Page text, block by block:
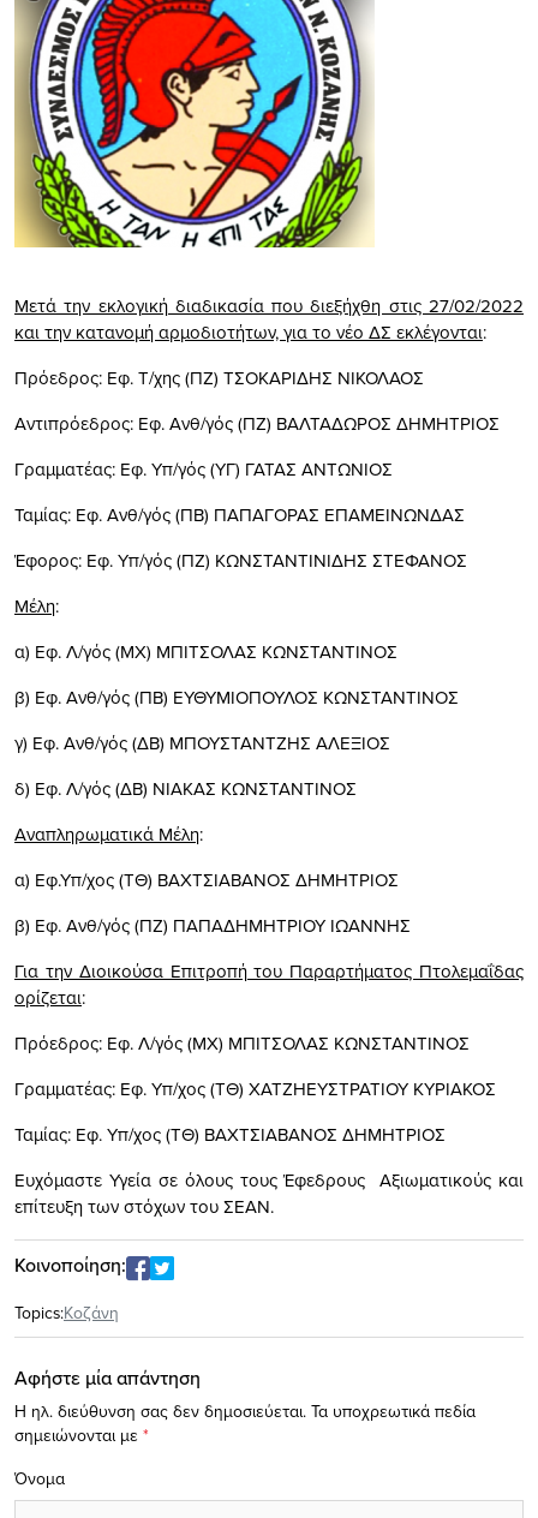
Μετά την εκλογική διαδικασία που διεξήχθη στις 27/02/2022
και την κατανομή αρμοδιοτήτων, για το νέο ΔΣ εκλέγονται:
Πρόεδρος: Εφ. Τ/χης (ΠΖ) ΤΣΟΚΑΡΙΔΗΣ ΝΙΚΟΛΑΟΣ
Αντιπρόεδρος: Εφ. Ανθ/γός (ΠΖ) ΒΑΛΤΑΔΩΡΟΣ ΔΗΜΗΤΡΙΟΣ
Γραμματέας: Εφ. Υπ/γός (ΥΓ) ΓΑΤΑΣ ΑΝΤΩΝΙΟΣ
Ταμίας: Εφ. Ανθ/γός (ΠΒ) ΠΑΠΑΓΟΡΑΣ ΕΠΑΜΕΙΝΩΝΔΑΣ
Έφορος: Εφ. Υπ/γός (ΠΖ) ΚΩΝΣΤΑΝΤΙΝΙΔΗΣ ΣΤΕΦΑΝΟΣ
Μέλη:
α) Εφ. Λ/γός (ΜΧ) ΜΠΙΤΣΟΛΑΣ ΚΩΝΣΤΑΝΤΙΝΟΣ
β) Εφ. Ανθ/γός (ΠΒ) ΕΥΘΥΜΙΟΠΟΥΛΟΣ ΚΩΝΣΤΑΝΤΙΝΟΣ
γ) Εφ. Ανθ/γός (ΔΒ) ΜΠΟΥΣΤΑΝΤΖΗΣ ΑΛΕΞΙΟΣ
δ) Εφ. Λ/γός (ΔΒ) ΝΙΑΚΑΣ ΚΩΝΣΤΑΝΤΙΝΟΣ
Αναπληρωματικά Μέλη:
α) Εφ.Υπ/χος (ΤΘ) ΒΑΧΤΣΙΑΒΑΝΟΣ ΔΗΜΗΤΡΙΟΣ
β) Εφ. Ανθ/γός (ΠΖ) ΠΑΠΑΔΗΜΗΤΡΙΟΥ ΙΩΑΝΝΗΣ
Για την Διοικούσα Επιτροπή του Παραρτήματος Πτολεμαΐδας
ορίζεται:
Πρόεδρος: Εφ. Λ/γός (ΜΧ) ΜΠΙΤΣΟΛΑΣ ΚΩΝΣΤΑΝΤΙΝΟΣ
Γραμματέας: Εφ. Υπ/χος (ΤΘ) ΧΑΤΖΗΕΥΣΤΡΑΤΙΟΥ ΚΥΡΙΑΚΟΣ
Ταμίας: Εφ. Υπ/χος (ΤΘ) ΒΑΧΤΣΙΑΒΑΝΟΣ ΔΗΜΗΤΡΙΟΣ
Ευχόμαστε Υγεία σε όλους τους Έφεδρους Αξιωματικούς και
επίτευξη των στόχων του ΣΕΑΝ.
Κοινοποίηση:
Topics:Κοζάνη
Αφήστε μία απάντηση
Η ηλ. διεύθυνση σας δεν δημοσιεύεται. Τα υποχρεωτικά πεδία
σημειώνονται με *
Όνομα